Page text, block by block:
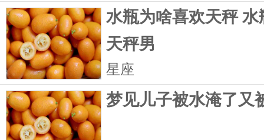
水瓶为啥喜欢天秤
天秤男
星座
梦见儿子被水淹了又